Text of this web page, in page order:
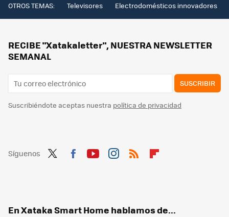
OTROS TEMAS: Televisores Electrodomésticos innovadores
RECIBE "Xatakaletter", NUESTRA NEWSLETTER
SEMANAL
SUSCRIBIR
Suscribiéndote aceptas nuestra política de privacidad
Síguenos
En Xataka Smart Home hablamos de...